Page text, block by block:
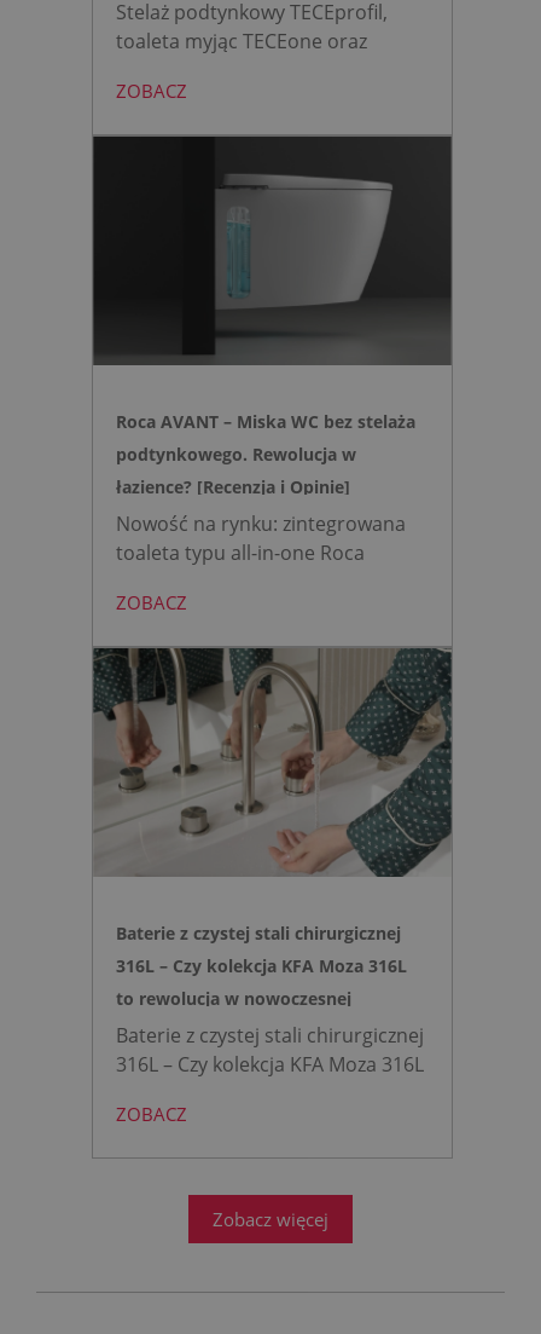
Stelaż podtynkowy TECEprofil,
toaleta myjąc TECEone oraz
mini to zestaw, który warto
wybrać, gdy zależy nam na
bezpiecznej strefie WC. Zamiast
skomplikowanej i podatnej na
działającą w oparciu o ciśnienie
wody oraz elegancki, szklany
przycisk uruchamiany gestem.
ZOBACZ
Roca AVANT – Miska WC bez stelaża
podtynkowego. Rewolucja w
łazience? [Recenzja i Opinie]
Nowość na rynku: zintegrowana
toaleta typu all-in-one Roca
montażu stelaża podtynkowego.
Zyskujesz do 20 cm przestrzeni w
łazience i o 15% cichsze
spłukiwanie dzięki technologii
opartej na efekcie Venturiego.
Idealne rozwiązanie do szybkich
remontów bez kucia ścian.
ZOBACZ
Baterie z czystej stali chirurgicznej
316L – Czy kolekcja KFA Moza 316L
to rewolucja w nowoczesnej
łazience?
Baterie z czystej stali chirurgicznej
316L – Czy kolekcja KFA Moza 316L
łazience?
projektowanie łazienek stanęło
ZOBACZ
Zobacz więcej